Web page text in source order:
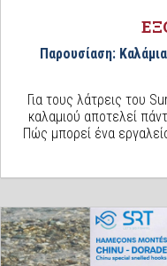
Παρουσίαση:
Για τους λάτρεις του
καλαμιού αποτελεί
Πώς μπορεί ένα